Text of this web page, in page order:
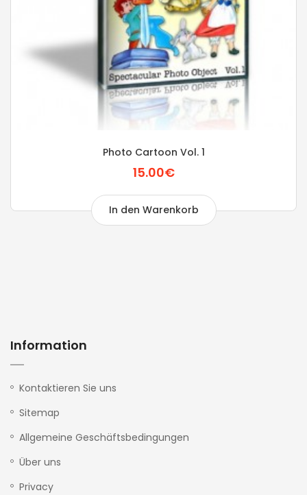
Photo Cartoon Vol. 1
15.00€
In den Warenkorb
Information
Kontaktieren Sie uns
Sitemap
Allgemeine Geschäftsbedingungen
Über uns
Privacy